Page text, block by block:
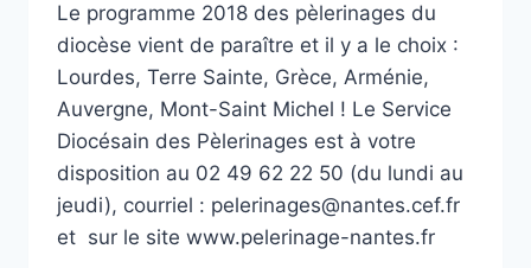
Le programme 2018 des pèlerinages du
diocèse vient de paraître et il y a le choix :
Lourdes, Terre Sainte, Grèce, Arménie,
Auvergne, Mont-Saint Michel ! Le Service
Diocésain des Pèlerinages est à votre
disposition au 02 49 62 22 50 (du lundi au
jeudi), courriel : pelerinages@nantes.cef.fr
et sur le site www.pelerinage-nantes.fr